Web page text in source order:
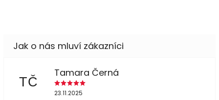
TČ
Tamara Černá
23.11.2025